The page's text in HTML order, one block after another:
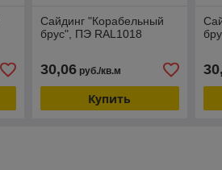
Сайдинг "Корабельный
брус", ПЭ RAL1018
30,06руб./кв.м
Купить